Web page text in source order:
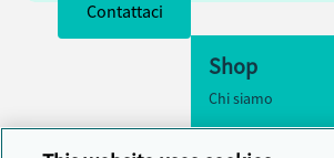
Contattaci
Shop
Chi siamo